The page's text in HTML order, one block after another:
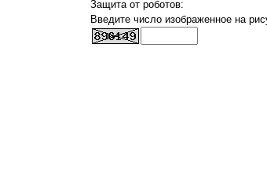
Защита от роботов:
Введите число изображенное на